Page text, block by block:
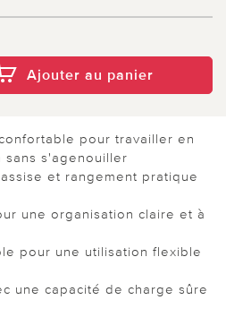
Ajouter au panier
pour travailler en
s'agenouiller
et rangement pratique
une organisation claire et à
pour une utilisation flexible
une capacité de charge sûre